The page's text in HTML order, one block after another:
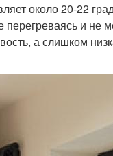
около 20-22
и не
а слишком